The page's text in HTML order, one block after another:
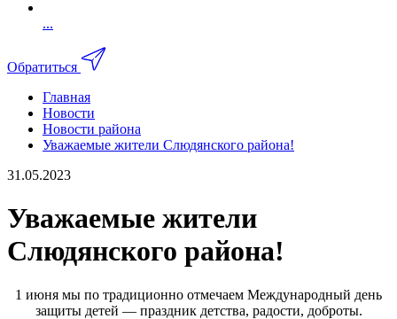
...
Обратиться
Главная
Новости
Новости района
Уважаемые жители Слюдянского района!
31.05.2023
Уважаемые жители
Слюдянского района!
1 июня мы по традиционно отмечаем Международный день
защиты детей — праздник детства, радости, доброты.